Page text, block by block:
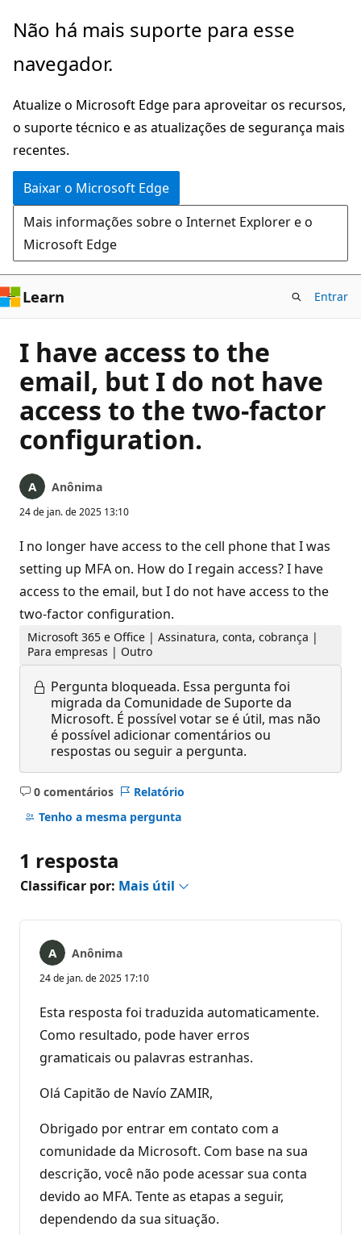
Pular
o
principal
Não há mais suporte para esse
navegador.
Atualize o Microsoft Edge para aproveitar os recursos,
o suporte técnico e as atualizações de segurança mais
recentes.
Baixar o Microsoft Edge
Mais informações sobre o Internet Explorer e o
Microsoft Edge
Learn Entrar
I have access to the
email, but I do not have
access to the two-factor
configuration.
Anônima
24 de jan. de 2025 13:10
I no longer have access to the cell phone that I was
setting up MFA on. How do I regain access? I have
access to the email, but I do not have access to the
two-factor configuration.
Microsoft 365 e Office | Assinatura, conta, cobrança |
Para empresas | Outro
Pergunta bloqueada. Essa pergunta foi
migrada da Comunidade de Suporte da
Microsoft. É possível votar se é útil, mas não
é possível adicionar comentários ou
respostas ou seguir a pergunta.
0 comentários
Sem
comentários
Relatório
Tenho a mesma pergunta
1 resposta
Classificar por: Mais útil
Anônima
24 de jan. de 2025 17:10
Esta resposta foi traduzida automaticamente.
Como resultado, pode haver erros
gramaticais ou palavras estranhas.
Olá Capitão de Navío ZAMIR,
Obrigado por entrar em contato com a
comunidade da Microsoft. Com base na sua
descrição, você não pode acessar sua conta
devido ao MFA. Tente as etapas a seguir,
dependendo da sua situação.